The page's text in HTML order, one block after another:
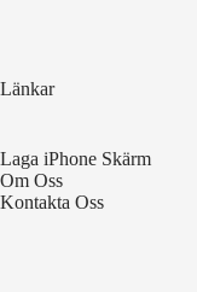
Länkar
Laga iPhone Skärm
Om Oss
Kontakta Oss